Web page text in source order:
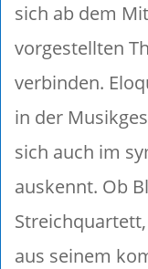
sich ab dem
vorgestellten
verbinden.
in der
sich auch im
auskennt. Ob
aus seinem